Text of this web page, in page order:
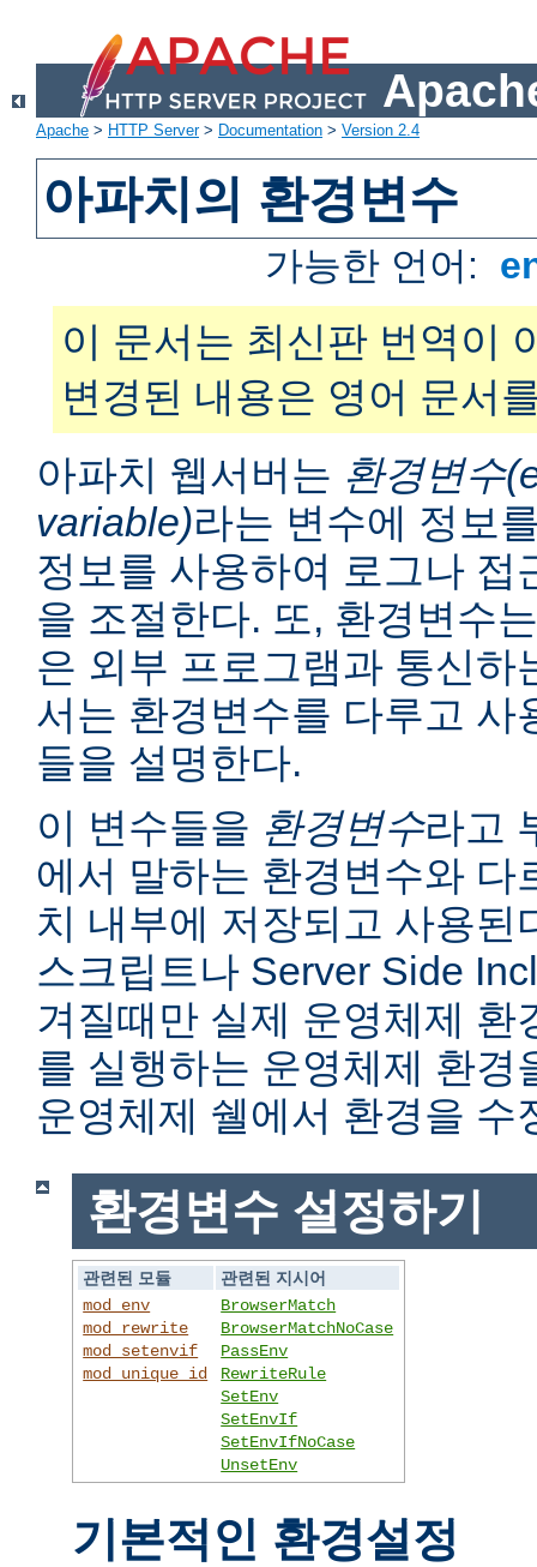
Apache > HTTP Server> Documentation > Version 2.4
아파치의 환경변수
가능한 언어:
이 문서는 최신판 번역이
변경된 내용은 영어 문서
아파치 웹서버는 환경변수
variable)라는 변수에 정보
정보를 사용하여 로그나 접
을 조절한다. 또, 환경변수
은 외부 프로그램과 통신하
서는 환경변수를 다루고 사
들을 설명한다.
이 변수들을 환경변수라고
에서 말하는 환경변수와 다
치 내부에 저장되고 사용된
스크립트나 Server Side
겨질때만 실제 운영체제 환
를 실행하는 운영체제 환경
운영체제 쉘에서 환경을 수
환경변수 설정하기
관련된 모듈
관련된 지시어
mod_env
mod_rewrite
mod_setenvif
mod_unique_id
BrowserMatch
BrowserMatchNoCase
PassEnv
RewriteRule
SetEnv
SetEnvIf
SetEnvIfNoCase
UnsetEnv
기본적인 환경설정